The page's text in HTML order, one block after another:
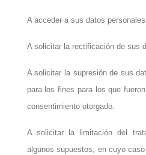
A acceder a sus datos
A solicitar la rectificación de sus
A solicitar la supresión de sus
para los fines para los que
consentimiento otorgado.
A solicitar la limitación del
algunos supuestos, en cuyo